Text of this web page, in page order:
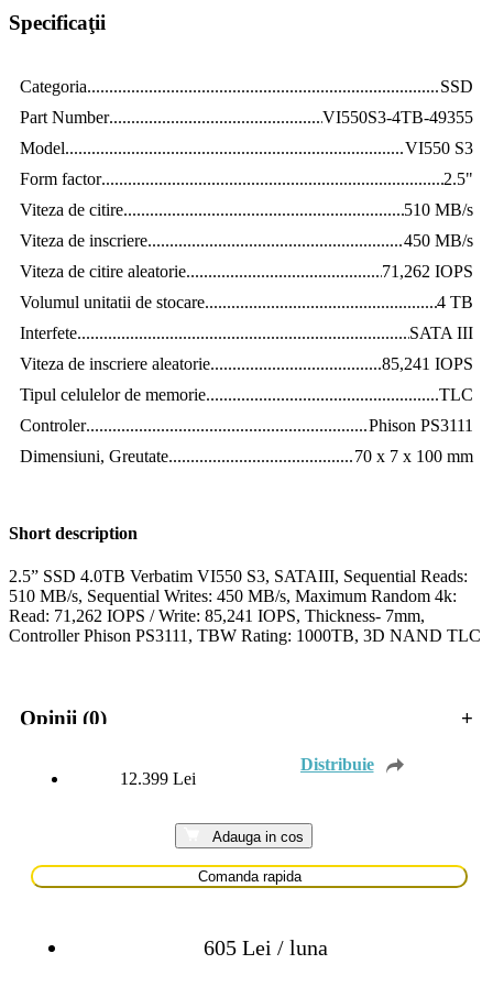
Specificaţii
Categoria
SSD
Part Number
VI550S3-4TB-49355
Model
VI550 S3
Form factor
2.5"
Viteza de citire
510 MB/s
Viteza de inscriere
450 MB/s
Viteza de citire aleatorie
71,262 IOPS
Volumul unitatii de stocare
4 TB
Interfete
SATA III
Viteza de inscriere aleatorie
85,241 IOPS
Tipul celulelor de memorie
TLC
Controler
Phison PS3111
Dimensiuni, Greutate
70 x 7 x 100 mm
Short description
2.5” SSD 4.0TB Verbatim VI550 S3, SATAIII, Sequential Reads:
510 MB/s, Sequential Writes: 450 MB/s, Maximum Random 4k:
Read: 71,262 IOPS / Write: 85,241 IOPS, Thickness- 7mm,
Controller Phison PS3111, TBW Rating: 1000TB, 3D NAND TLC
Opinii (0) +
12.399 Lei
Adauga in cos
Comanda rapida
605 Lei / luna